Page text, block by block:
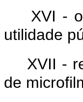
XVI -
utilidade
XVII -
de